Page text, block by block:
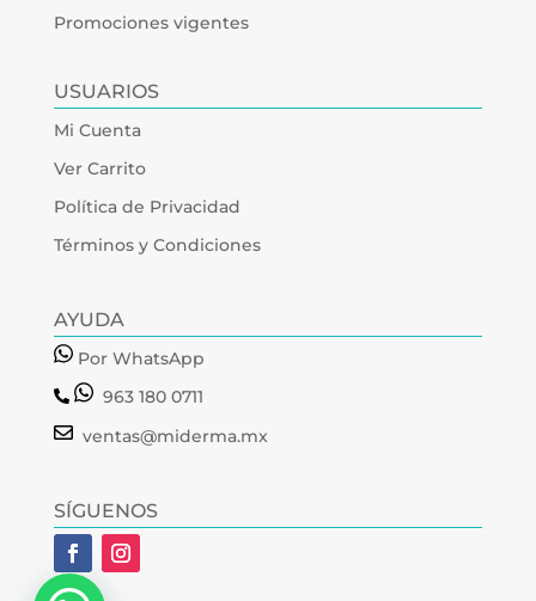
Promociones vigentes
USUARIOS
Mi Cuenta
Ver Carrito
Política de Privacidad
Términos y Condiciones
AYUDA
Por WhatsApp
963 180 0711
ventas@miderma.mx
SÍGUENOS